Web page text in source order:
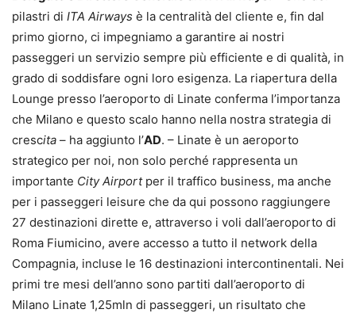
pilastri di ITA Airways è la centralità del cliente e, fin dal
primo giorno, ci impegniamo a garantire ai nostri
passeggeri un servizio sempre più efficiente e di qualità, in
grado di soddisfare ogni loro esigenza. La riapertura della
Lounge presso l’aeroporto di Linate conferma l’importanza
che Milano e questo scalo hanno nella nostra strategia di
crescita – ha aggiunto l’AD. – Linate è un aeroporto
strategico per noi, non solo perché rappresenta un
importante City Airportper il traffico business, ma anche
per i passeggeri leisure che da qui possono raggiungere
27 destinazioni dirette e, attraverso i voli dall’aeroporto di
Roma Fiumicino, avere accesso a tutto il network della
Compagnia, incluse le 16 destinazioni intercontinentali. Nei
primi tre mesi dell’anno sono partiti dall’aeroporto di
Milano Linate 1,25mln di passeggeri, un risultato che